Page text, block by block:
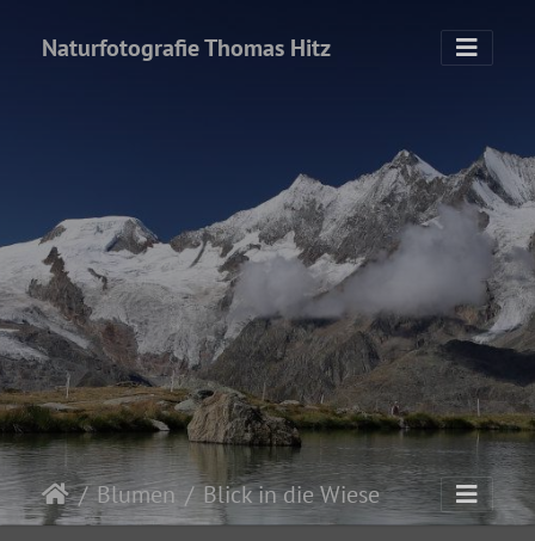
Naturfotografie Thomas Hitz
Blumen Blick in die Wiese